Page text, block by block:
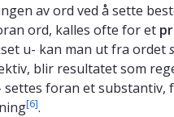
av ord ved å sette
ord, kalles ofte for et
u- kan man ut fra ordet
blir resultatet som
foran et substantiv,
[6].